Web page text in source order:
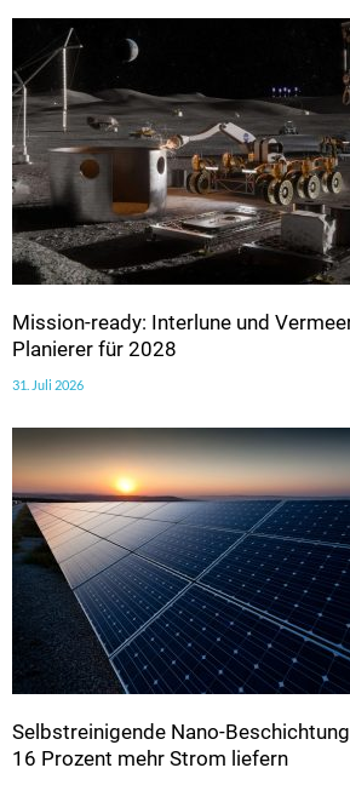
Mission-ready: Interlune und
Planierer für 2028
31. Juli 2026
Selbstreinigende Nano-
16 Prozent mehr Strom liefern